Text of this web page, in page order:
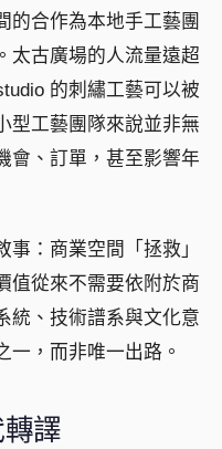
的合作為本地手工藝團
太古廣場的人流量遠超
的刺繡工藝可以被
型工藝團隊來說並非無
會、訂單，甚至影響年
：商業空間「拯救」
值從來不需要依附於商
統、技術譜系與文化意
一，而非唯一出路。
譯